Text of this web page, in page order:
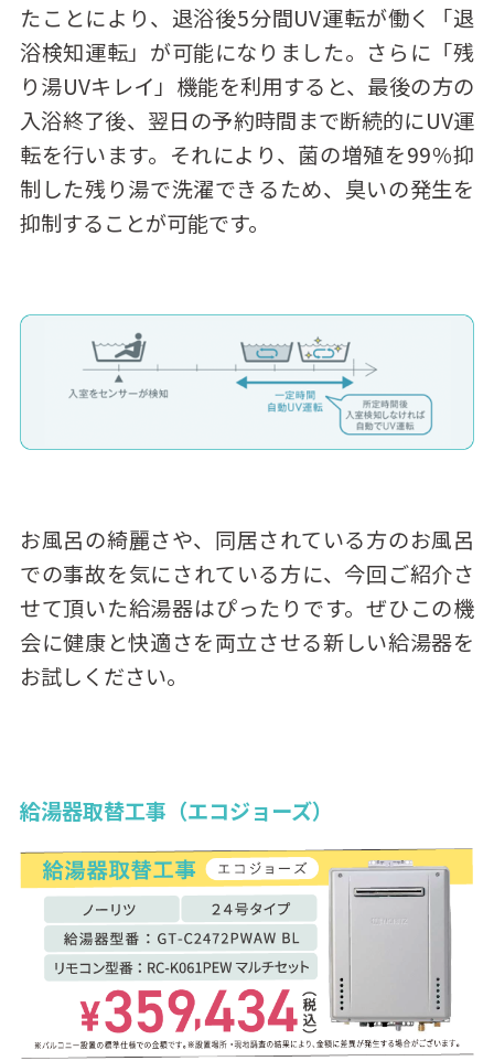
たことにより、退浴後5分間UV運転が働く「退
浴検知運転」が可能になりました。さらに「残
り湯UVキレイ」機能を利用すると、最後の方の
入浴終了後、翌日の予約時間まで断続的にUV運
転を行います。それにより、菌の増殖を99％抑
制した残り湯で洗濯できるため、臭いの発生を
抑制することが可能です。
お風呂の綺麗さや、同居されている方のお風呂
での事故を気にされている方に、今回ご紹介さ
せて頂いた給湯器はぴったりです。ぜひこの機
会に健康と快適さを両立させる新しい給湯器を
お試しください。
給湯器取替工事（エコジョーズ）